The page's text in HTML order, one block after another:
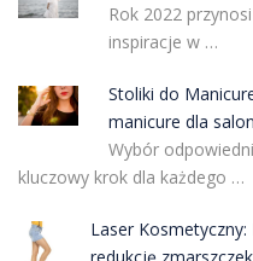
Rok 2022
inspiracje w …
Stoliki do
manicure dla
Wybór
kluczowy krok dla każdego …
Laser
redukcję